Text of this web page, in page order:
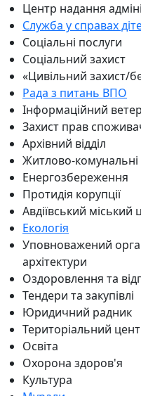
Центр надання
Служба у справах
Соціальні послуги
Соціальний захист
«Цивільний захист/
Рада з питань ВПО
Інформаційний
Захист прав
Архівний відділ
Житлово-
Енергозбереження
Протидія корупції
Авдіївський
Екологія
Уповноважений
архітектури
Оздоровлення та
Тендери та закупівлі
Юридичний радник
Територіальний
Освіта
Охорона здоров'я
Культура